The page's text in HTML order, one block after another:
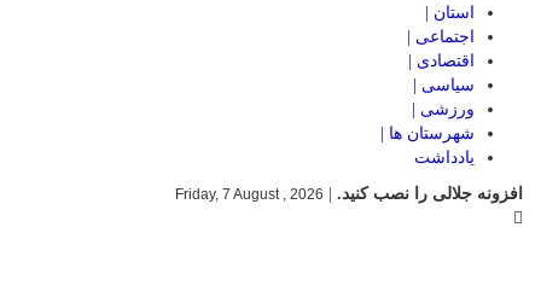
استان |
اجتماعی |
اقتصادی |
سیاسی |
ورزشی |
شهرستان ها |
یادداشت
افزونه جلالی را نصب کنید.
Friday, 7 August , 2026